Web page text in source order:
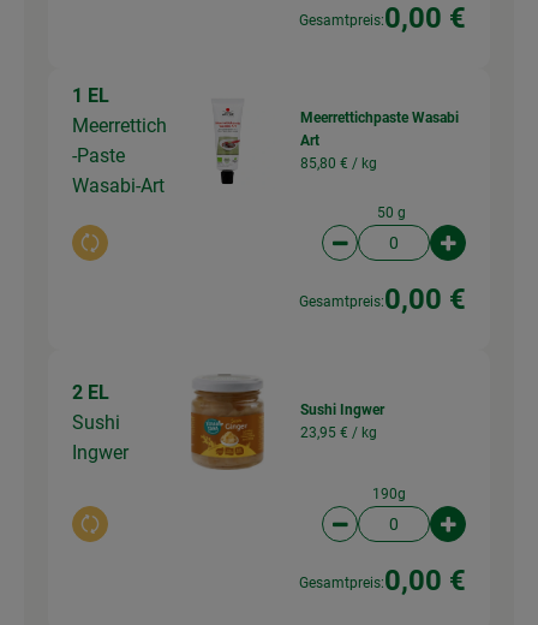
Gesamtpreis:0,00 €
1 EL
Meerrettich
-Paste
Wasabi-Art
Auswahl ändern
Meerrettichpaste Wasabi
Art
85,80 € / kg
50 g
Artikelanzahl
Gesamtpreis:0,00 €
2 EL
Sushi
Ingwer
Auswahl ändern
Sushi Ingwer
23,95 € / kg
190g
Artikelanzahl
Gesamtpreis:0,00 €